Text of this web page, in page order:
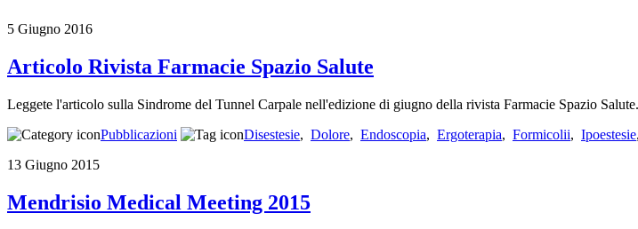
5 Giugno 2016
Articolo Rivista Farmacie Spazio Salute
Leggete l'articolo sulla Sindrome del Tunnel Carpale nell'edizione di giugno della rivista Farmacie Spazio Salute.
Pubblicazioni
Disestesie, Dolore, Endoscopia, Ergoterapia, Formicolii, Ipoestesie
13 Giugno 2015
Mendrisio Medical Meeting 2015